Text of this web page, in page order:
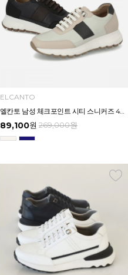
ELCANTO
엘칸토 남성 체크포인트 시티 스니커즈 4CM LCMS82U613
89,100원 269,000원